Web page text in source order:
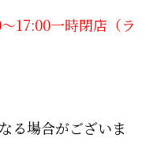
17:00一時閉店（ラ
る場合がございま